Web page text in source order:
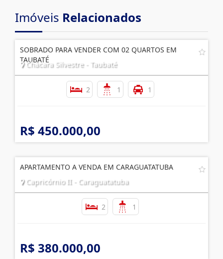
Imóveis Relacionados
SOBRADO PARA VENDER COM 02 QUARTOS EM
TAUBATÉ
Chácara Silvestre - Taubaté
2 1 1
R$ 450.000,00
APARTAMENTO A VENDA EM CARAGUATATUBA
Capricórnio II - Caraguatatuba
2 1
R$ 380.000,00